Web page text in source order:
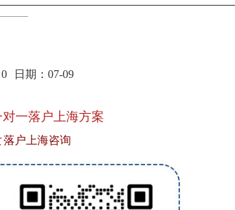
0日期：07-09
一落户上海方案
落户上海咨询